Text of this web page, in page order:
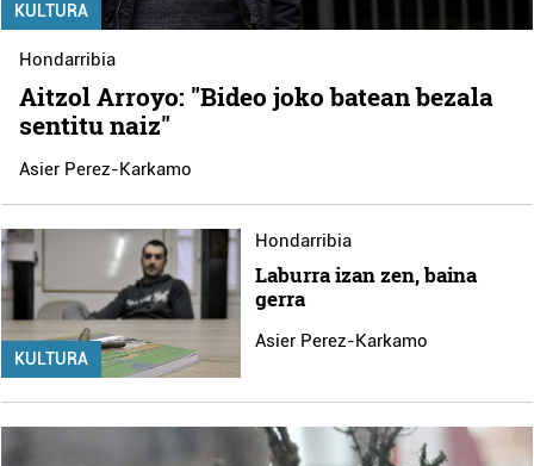
KULTURA
Hondarribia
Aitzol Arroyo: "Bideo joko batean bezala
sentitu naiz"
Asier Perez-Karkamo
KULTURA
Hondarribia
Laburra izan zen, baina
gerra
Asier Perez-Karkamo